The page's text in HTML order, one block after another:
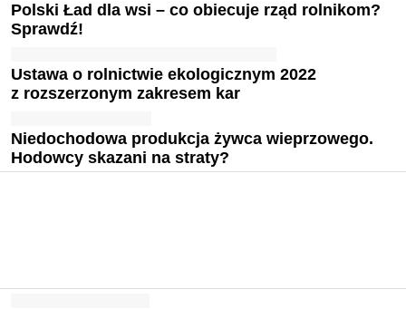
Polski Ład dla wsi – co obiecuje rząd rolnikom?
Sprawdź!
Ustawa o rolnictwie ekologicznym 2022
z rozszerzonym zakresem kar
Niedochodowa produkcja żywca wieprzowego.
Hodowcy skazani na straty?